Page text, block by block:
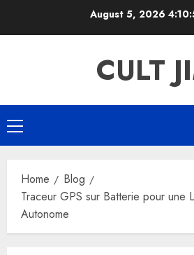
August 5, 2026
CULT
Primary
Menu
Home
Blog
Traceur GPS sur Batterie pour une
Autonome